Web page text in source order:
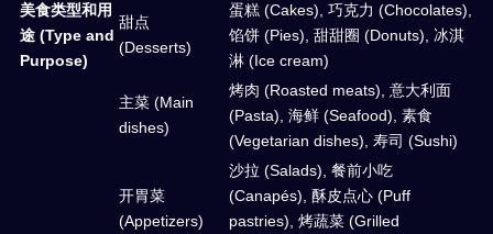
美食类型和用
途 (Type and
Purpose)
甜点
(Desserts)
蛋糕 (Cakes), 巧克力 (Chocolates),
馅饼 (Pies), 甜甜圈 (Donuts), 冰淇
淋 (Ice cream)
主菜 (Main
dishes)
烤肉 (Roasted meats), 意大利面
(Pasta), 海鲜 (Seafood), 素食
(Vegetarian dishes), 寿司 (Sushi)
开胃菜
(Appetizers)
沙拉 (Salads), 餐前小吃
(Canapés), 酥皮点心 (Puff
pastries), 烤蔬菜 (Grilled